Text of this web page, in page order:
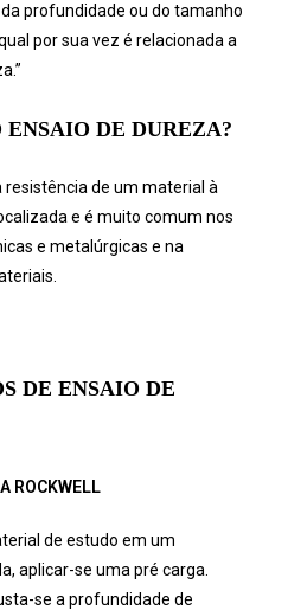
profundidade ou do tamanho
por sua vez é relacionada a
ENSAIO DE DUREZA?
resistência de um material à
e é muito comum nos
e metalúrgicas e na
DE ENSAIO DE
ROCKWELL
de estudo em um
aplicar-se uma pré carga.
se a profundidade de